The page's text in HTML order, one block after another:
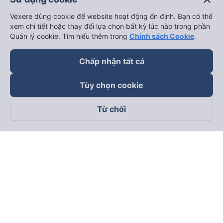
Theo dõi chúng tôi trên
Vexere dùng cookie để website hoạt động ổn định. Bạn có thể
xem chi tiết hoặc thay đổi lựa chọn bất kỳ lúc nào trong phần
Quản lý cookie. Tìm hiểu thêm trong Chính sách Cookie.
Chấp nhận tất cả
Tùy chọn cookie
Từ chối